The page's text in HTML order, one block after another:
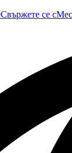
Свържете се с